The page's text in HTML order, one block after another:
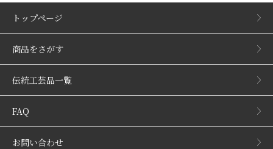
トップページ
商品をさがす
伝統工芸品一覧
FAQ
お問い合わせ